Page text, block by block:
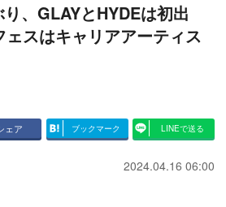
、GLAYとHYDEは初出
スはキャリアアーティス
ェア ブックマーク LINEで送る
2024.04.16 06:00